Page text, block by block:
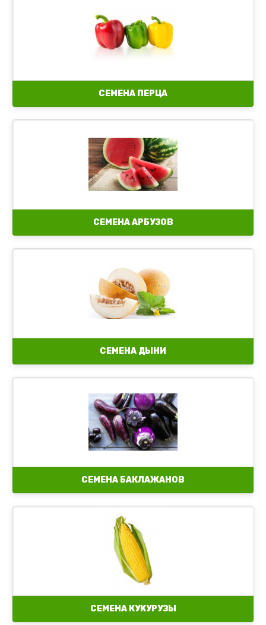
СЕМЕНА ПЕРЦА
Семена сладкого перца
СЕМЕНА АРБУЗОВ
Семена арбуза с красной мякотью
Семена бессемянного арбуза
СЕМЕНА ДЫНИ
СЕМЕНА БАКЛАЖАНОВ
СЕМЕНА КУКУРУЗЫ